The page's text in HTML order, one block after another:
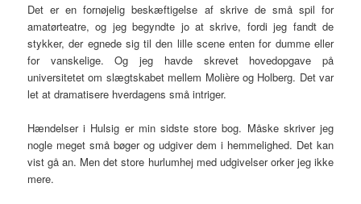
Det er en fornøjelig beskæftigelse af skrive de små spil for
amatørteatre, og jeg begyndte jo at skrive, fordi jeg fandt de
stykker, der egnede sig til den lille scene enten for dumme eller
for vanskelige. Og jeg havde skrevet hovedopgave på
universitetet om slægtskabet mellem Molière og Holberg. Det var
let at dramatisere hverdagens små intriger.
Hændelser i Hulsig er min sidste store bog. Måske skriver jeg
nogle meget små bøger og udgiver dem i hemmelighed. Det kan
vist gå an. Men det store hurlumhej med udgivelser orker jeg ikke
mere.